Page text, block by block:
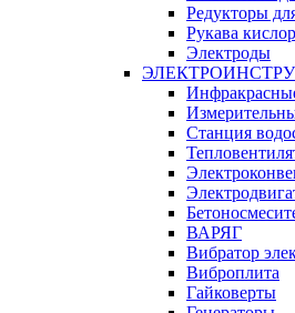
Редукторы
Рукава
Электроды
Станция
ВАРЯГ
Вибратор
Виброплита
Гайковерты